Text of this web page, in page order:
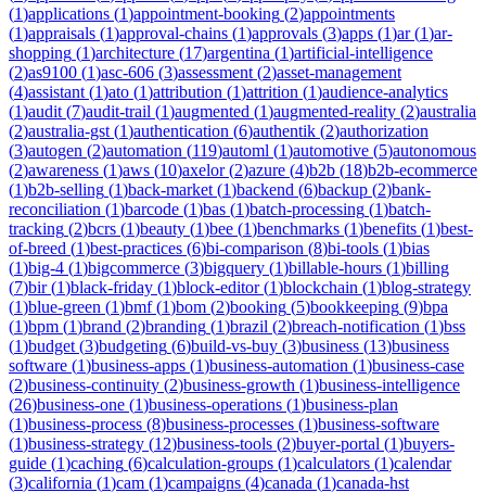
(1)applications (1)appointment-booking (2)appointments
(1)appraisals (1)approval-chains (1)approvals (3)apps (1)ar(1)ar-
shopping (1)architecture (17)argentina (1)artificial-intelligence
(2)as9100 (1)asc-606 (3)assessment (2)asset-management
(4)assistant (1)ato (1)attribution (1)attrition (1)audience-analytics
(1)audit (7)audit-trail (1)augmented (1)augmented-reality (2)australia
(2)australia-gst (1)authentication (6)authentik (2)authorization
(3)autogen (2)automation (119)automl (1)automotive (5)autonomous
(2)awareness (1)aws (10)axelor(2)azure (4)b2b (18)b2b-ecommerce
(1)b2b-selling (1)back-market (1)backend (6)backup (2)bank-
reconciliation (1)barcode (1)bas (1)batch-processing (1)batch-
tracking (2)bcrs (1)beauty (1)bee (1)benchmarks (1)benefits (1)best-
of-breed (1)best-practices (6)bi-comparison (8)bi-tools (1)bias
(1)big-4 (1)bigcommerce (3)bigquery (1)billable-hours (1)billing
(7)bir(1)black-friday (1)block-editor(1)blockchain (1)blog-strategy
(1)blue-green (1)bmf(1)bom (2)booking (5)bookkeeping (9)bpa
(1)bpm (1)brand (2)branding (1)brazil (2)breach-notification (1)bss
(1)budget (3)budgeting (6)build-vs-buy (3)business (13)business
software (1)business-apps (1)business-automation (1)business-case
(2)business-continuity (2)business-growth (1)business-intelligence
(26)business-one (1)business-operations (1)business-plan
(1)business-process (8)business-processes (1)business-software
(1)business-strategy (12)business-tools (2)buyer-portal (1)buyers-
guide (1)caching (6)calculation-groups (1)calculators (1)calendar
(3)california (1)cam (1)campaigns (4)canada (1)canada-hst